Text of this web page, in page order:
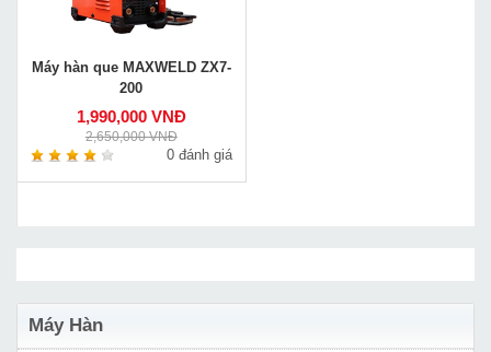
Máy hàn que MAXWELD ZX7-
200
1,990,000 VNĐ
2,650,000 VNĐ
0 đánh giá
Máy Hàn